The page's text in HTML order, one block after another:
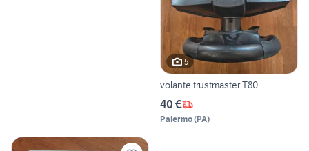
5
volante trustmaster T80
40 €
Palermo(PA)